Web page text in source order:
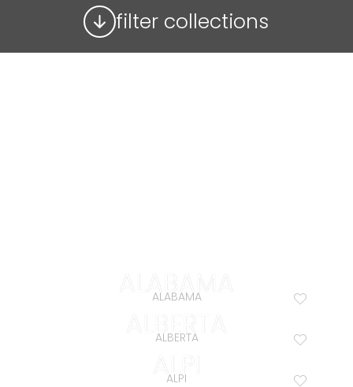
filter collections
ALABAMA
ALABAMA
ALBERTA
ALBERTA
ALPI
ALPI